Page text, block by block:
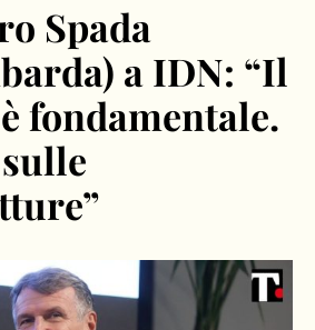
Spada
a IDN: “Il
fondamentale.